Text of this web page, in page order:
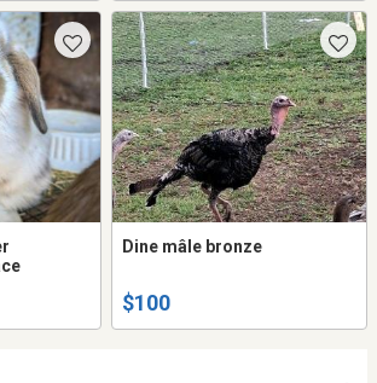
Dine mâle bronze
$100